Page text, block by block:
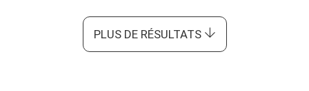
PLUS DE RÉSULTATS